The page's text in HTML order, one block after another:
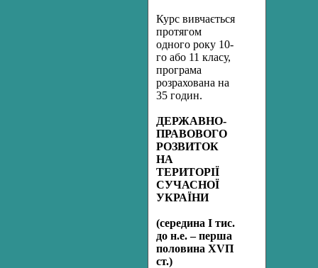
Курс вивчається
протягом
одного року 10-
го або 11 класу,
програма
розрахована на
35 годин.
ДЕРЖАВНО-
ПРАВОВОГО
РОЗВИТОК
НА
ТЕРИТОРІЇ
СУЧАСНОЇ
УКРАЇНИ
(середина І тис.
до н.е. – перша
половина ХVП
ст.)